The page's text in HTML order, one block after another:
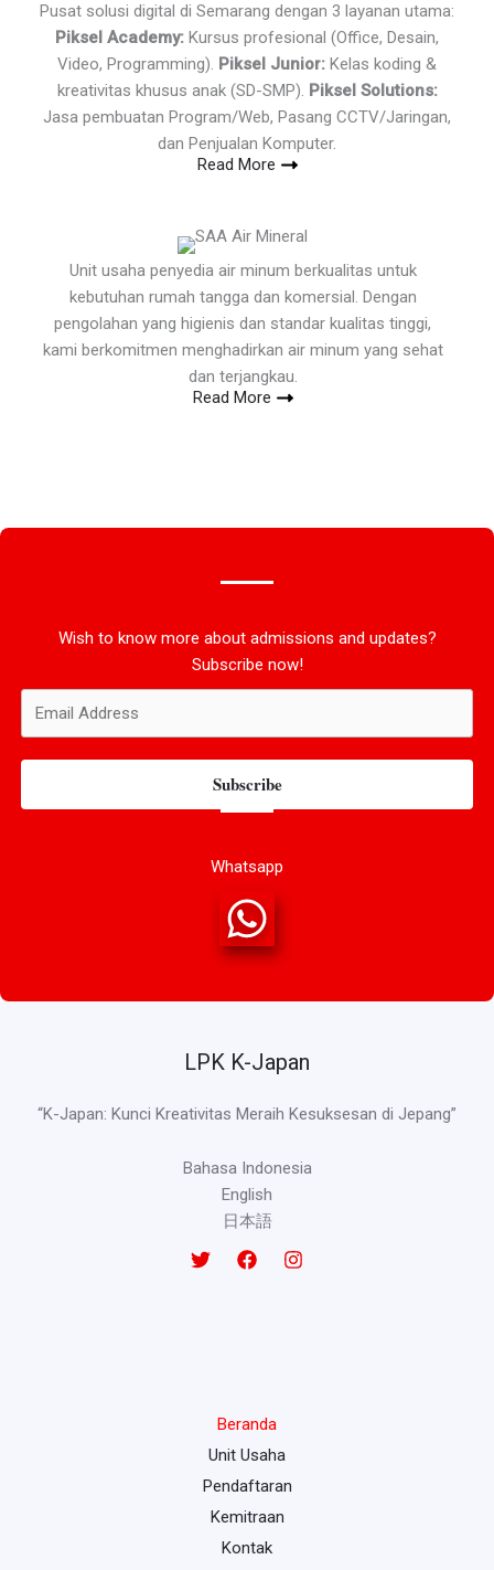
Pusat solusi digital di Semarang dengan 3 layanan utama:
Piksel Academy: Kursus profesional (Office, Desain,
Video, Programming). Piksel Junior: Kelas koding &
kreativitas khusus anak (SD-SMP). Piksel Solutions:
Jasa pembuatan Program/Web, Pasang CCTV/Jaringan,
dan Penjualan Komputer.
Read More
Unit usaha penyedia air minum berkualitas untuk
kebutuhan rumah tangga dan komersial. Dengan
pengolahan yang higienis dan standar kualitas tinggi,
kami berkomitmen menghadirkan air minum yang sehat
dan terjangkau.
Read More
Wish to know more about admissions and updates?
Subscribe now!
Subscribe
Whatsapp
LPK K-Japan
“K-Japan: Kunci Kreativitas Meraih Kesuksesan di Jepang”
Bahasa Indonesia
English
日本語
Beranda
Unit Usaha
Pendaftaran
Kemitraan
Kontak